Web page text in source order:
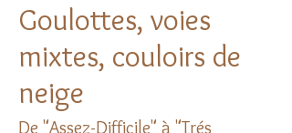
Goulottes, voies
mixtes, couloirs de
neige
De "Assez-Difficile" à "Trés